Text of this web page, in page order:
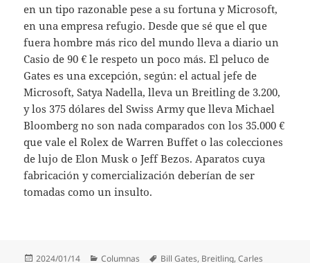
en un tipo razonable pese a su fortuna y Microsoft,
en una empresa refugio. Desde que sé que el que
fuera hombre más rico del mundo lleva a diario un
Casio de 90 € le respeto un poco más. El peluco de
Gates es una excepción, según: el actual jefe de
Microsoft, Satya Nadella, lleva un Breitling de 3.200,
y los 375 dólares del Swiss Army que lleva Michael
Bloomberg no son nada comparados con los 35.000 €
que vale el Rolex de Warren Buffet o las colecciones
de lujo de Elon Musk o Jeff Bezos. Aparatos cuya
fabricación y comercialización deberían de ser
tomadas como un insulto.
Publicado
2024/01/14 Categorías
Columnas Etiquetas
Bill Gates, Breitling,Carles